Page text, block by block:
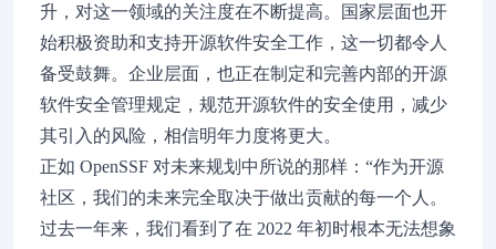
升，对这一领域的关注度在不断提高。国家层面也开
始积极资助和支持开源软件安全工作，这一切都令人
备受鼓舞。企业层面，也正在制定和完善内部的开源
软件安全管理规定，规范开源软件的安全使用，减少
其引入的风险，相信明年力度将更大。
正如 OpenSSF 对未来规划中所说的那样：“作为开源
社区，我们的未来完全取决于做出贡献的每一个人。
过去一年来，我们看到了在 2022 年初时根本无法想象